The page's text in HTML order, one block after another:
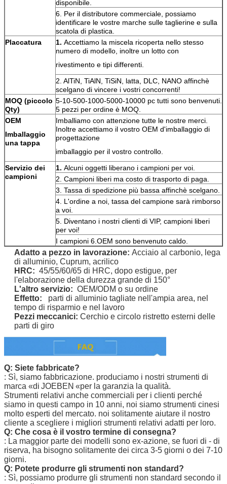
disponibile.
6. Per il distributore commerciale, possiamo
identificare le vostre marche sulle taglierine e sulla
scatola di plastica.
Placcatura
1. Accettiamo la miscela ricoperta nello stesso
numero di modello, inoltre un lotto con
rivestimento e tipi differenti.
2. AlTiN, TiAlN, TiSiN, latta, DLC, NANO affinchè
scelgano di vincere i vostri concorrenti!
MOQ (piccolo
Qty)
5-10-500-1000-5000-10000 pc tutti sono benvenuti.
5 pezzi per ordine è MOQ.
OEM
Imballaggio
una tappa
Imballiamo con attenzione tutte le nostre merci.
Inoltre accettiamo il vostro OEM d'imballaggio di
progettazione
imballaggio per il vostro controllo.
Servizio dei
campioni
1. Alcuni oggetti liberano i campioni per voi.
2. Campioni liberi ma costo di trasporto di paga.
3. Tassa di spedizione più bassa affinchè scelgano.
4. L'ordine a noi, tassa del campione sarà rimborso
a voi.
5. Diventano i nostri clienti di VIP, campioni liberi
per voi!
I campioni 6.OEM sono benvenuto caldo.
Adatto a pezzo in lavorazione: Acciaio al carbonio, lega
di alluminio, Cuprum, acrilico
HRC: 45/55/60/65 di HRC, dopo estigue, per
l'elaborazione della durezza grande di 150°
L'altro servizio: OEM/ODM o su ordine
Effetto: parti di alluminio tagliate nell'ampia area, nel
tempo di risparmio e nel lavoro
Pezzi meccanici: Cerchio e circolo ristretto esterni delle
parti di giro
Q: Siete fabbricate?
: Sì, siamo fabbricazione. produciamo i nostri strumenti di
marca «di JOEBEN «per la garanzia la qualità.
Strumenti relativi anche commerciali per i clienti perché
siamo in questi campo in 10 anni, noi siamo strumenti cinesi
molto esperti del mercato. noi solitamente aiutare il nostro
cliente a scegliere i migliori strumenti relativi adatti per loro.
Q: Che cosa è il vostro termine di consegna?
: La maggior parte dei modelli sono ex-azione, se fuori di - di
riserva, ha bisogno solitamente dei circa 3-5 giorni o dei 7-10
giorni.
Q: Potete produrre gli strumenti non standard?
: Sì, possiamo produrre gli strumenti non standard secondo il